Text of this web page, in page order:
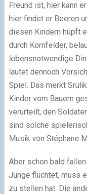
Freund ist, hier kann
hier findet er Beeren
diesen Kindern hüpft
durch Kornfelder,
lebensnotwendige
lautet dennoch
Spiel. Das merkt
Kinder vom Bauern
verurteilt, den
sind solche
Musik von Stéphane
Aber schon bald
Junge flüchtet, muss
zu stellen hat. Die